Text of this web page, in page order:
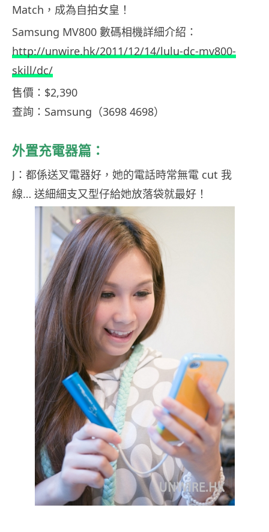
Match，成為自拍女皇！
Samsung MV800 數碼相機詳細介紹：
http://unwire.hk/2011/12/14/lulu-dc-mv800-
skill/dc/
售價：$2,390
查詢：Samsung（3698 4698）
外置充電器篇：
J：都係送叉電器好，她的電話時常無電 cut 我
線… 送細細支又型仔給她放落袋就最好！